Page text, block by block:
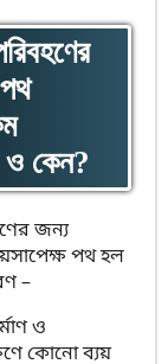
ও কেন?
জন্য
পথ হল
–
ও
কোনো ব্যয়